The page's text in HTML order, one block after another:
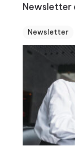
Newsletter
Newsletter